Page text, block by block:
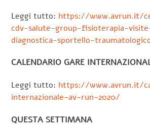
Leggi tutto: https://www.avrun.it/
cdv-salute-group-fisioterapia-
diagnostica-sportello-
CALENDARIO GARE
Leggi tutto: https://www.avrun.it/
internazionale-av-run-2020/
QUESTA SETTIMANA